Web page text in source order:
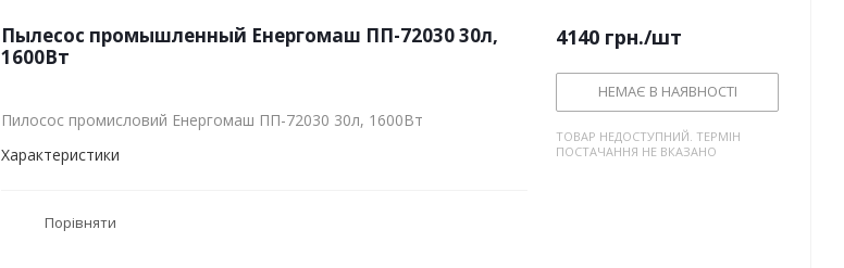
Пылесос промышленный Енергомаш ПП-72030 30л,
1600Вт
Пилосос промисловий Енергомаш ПП-72030 30л, 1600Вт
Характеристики
Порівняти
4140 грн./шт
НЕМАЄ В НАЯВНОСТІ
ТОВАР НЕДОСТУПНИЙ. ТЕРМІН
ПОСТАЧАННЯ НЕ ВКАЗАНО